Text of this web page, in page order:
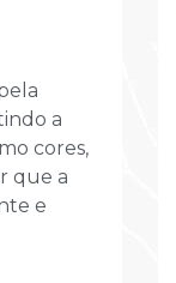
a
cores,
que a
e